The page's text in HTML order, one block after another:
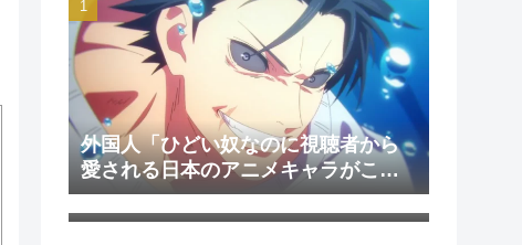
外国人「ひどい奴なのに視聴者から
愛される日本のアニメキャラがこち
ら」（海外の反応）
外国人「日本のアニメを見て初めて
泣いた作品は？」→「2000年代の3大
泣けるアニメ」（海外の反応）